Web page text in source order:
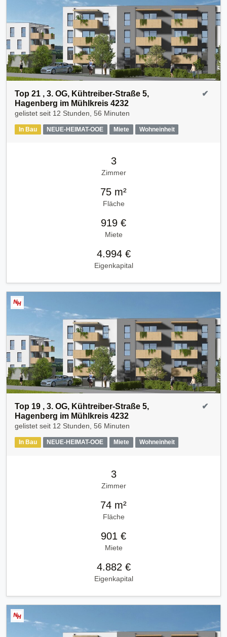
Top 21 , 3. OG, Kühtreiber-Straße 5,
Hagenberg im Mühlkreis 4232
gelistet seit 12 Stunden, 56 Minuten
In Bau NEUE-HEIMAT-OOE Miete Wohneinheit
✔
3
Zimmer
75 m²
Fläche
919 €
Miete
4.994 €
Eigenkapital
Top 19 , 3. OG, Kühtreiber-Straße 5,
Hagenberg im Mühlkreis 4232
gelistet seit 12 Stunden, 56 Minuten
In Bau NEUE-HEIMAT-OOE Miete Wohneinheit
✔
3
Zimmer
74 m²
Fläche
901 €
Miete
4.882 €
Eigenkapital